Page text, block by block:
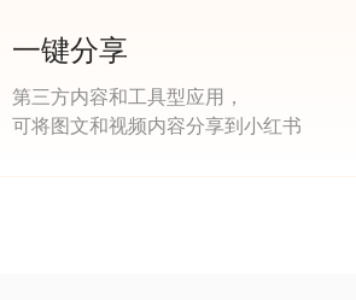
一键分享
第三方内容和工具型应用，
可将图文和视频内容分享到小红书